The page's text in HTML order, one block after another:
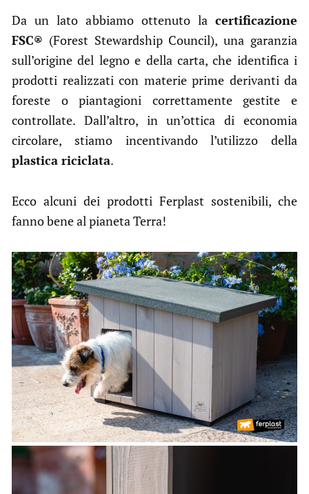
Da un lato abbiamo ottenuto la certificazione
FSC® (Forest Stewardship Council), una garanzia
sull’origine del legno e della carta, che identifica i
prodotti realizzati con materie prime derivanti da
foreste o piantagioni correttamente gestite e
controllate. Dall’altro, in un’ottica di economia
circolare, stiamo incentivando l’utilizzo della
plastica riciclata.
Ecco alcuni dei prodotti Ferplast sostenibili, che
fanno bene al pianeta Terra!